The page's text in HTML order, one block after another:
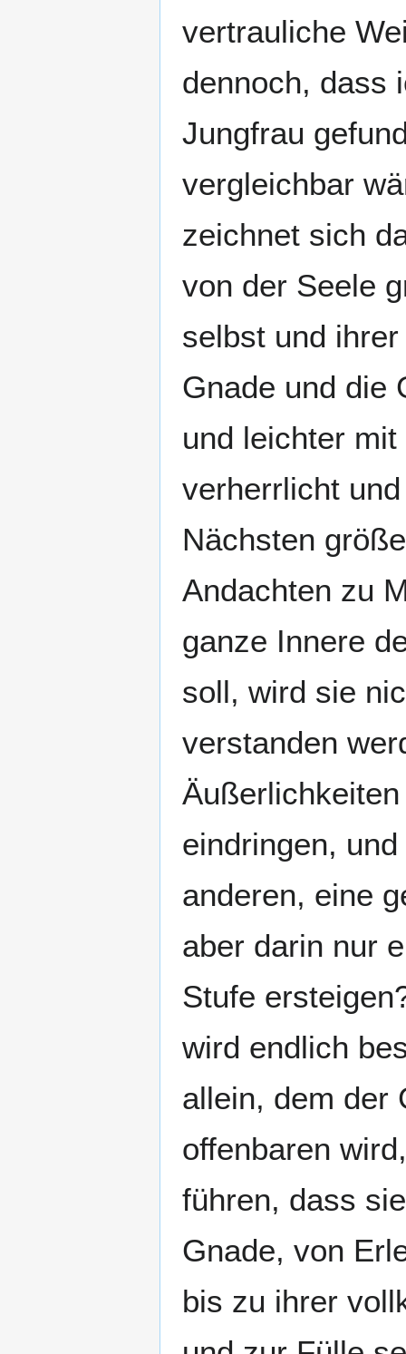
vertrauliche
dennoch, dass
Jungfrau
vergleichbar
zeichnet sich
von der Seele
selbst und
Gnade und die
und leichter
verherrlicht
Nächsten
Andachten zu
ganze Innere
soll, wird sie
verstanden
eindringen,
anderen, eine
aber darin nur
Stufe
wird endlich
allein, dem der
offenbaren
führen, dass
Gnade, von
bis zu ihrer